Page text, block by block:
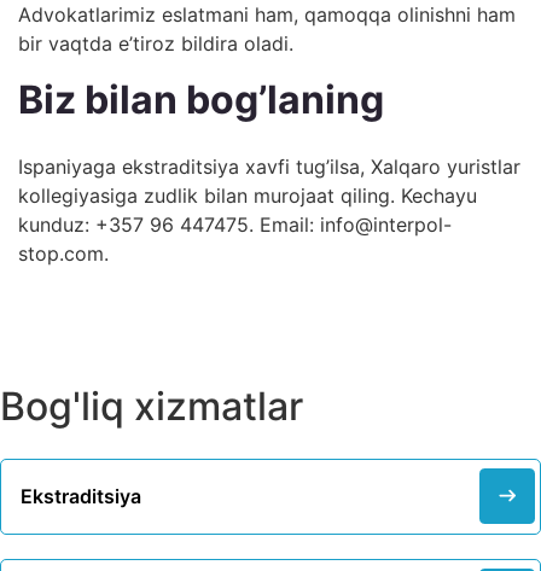
Advokatlarimiz eslatmani ham, qamoqqa olinishni ham
bir vaqtda e’tiroz bildira oladi.
Biz bilan bog’laning
Ispaniyaga ekstraditsiya xavfi tug’ilsa, Xalqaro yuristlar
kollegiyasiga zudlik bilan murojaat qiling. Kechayu
kunduz: +357 96 447475. Email: info@interpol-
stop.com.
Bog'liq xizmatlar
Ekstraditsiya